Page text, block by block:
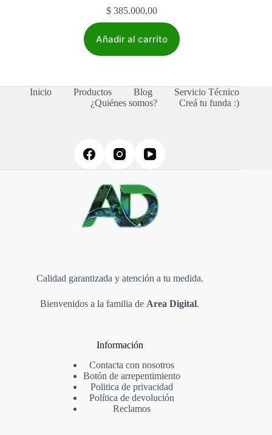
$ 385.000,00
Añadir al carrito
Inicio Productos Blog
Servicio Técnico
¿Quiénes somos?
Creá tu funda :)
Calidad garantizada y atención a tu medida.
Bienvenidos a la familia de Area Digital.
Información
Contacta con nosotros
Botón de arrepentimiento
Politica de privacidad
Política de devolución
Reclamos